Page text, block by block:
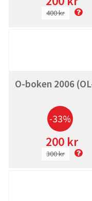
400 kr
O-boken 2006
-33%
200 kr
300 kr